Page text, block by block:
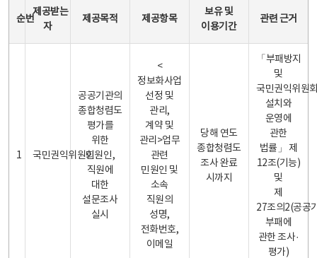
순번
제공받는
자
제공목적 제공항목
보유 및
이용기간
관련 근거
1 국민권익위원회
공공기관의
종합청렴도
평가를
위한
민원인,
직원에
대한
설문조사
실시
<
정보화사업
선정 및
관리,
계약 및
관리>업무
관련
민원인 및
소속
직원의
성명,
전화번호,
이메일
당해 연도
종합청렴도
조사 완료
시까지
「부패방지
및
국민권익위원
설치와
운영에
관한
법률」 제
12조(기능)
및
제
27조의2(공공
부패에
관한 조사·
평가)